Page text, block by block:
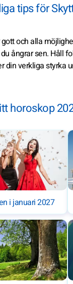
tips för
och alla
ångrar sen. Håll
din verkliga styrka
horoskop
i januari 2027